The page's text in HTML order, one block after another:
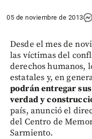
05 de noviembre de 2013
Desde el mes de
las víctimas del
derechos humanos,
estatales y, en
podrán entregar
verdad y
país, anunció el
del Centro de
Sarmiento.